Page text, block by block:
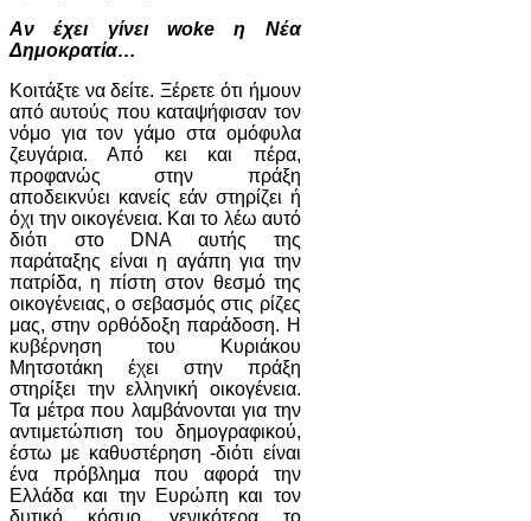
Αν έχει γίνει woke η Νέα
Δημοκρατία…
Κοιτάξτε να δείτε. Ξέρετε ότι ήμουν
από αυτούς που καταψήφισαν τον
νόμο για τον γάμο στα ομόφυλα
ζευγάρια. Από κει και πέρα,
προφανώς στην πράξη
αποδεικνύει κανείς εάν στηρίζει ή
όχι την οικογένεια. Και το λέω αυτό
διότι στο DNA αυτής της
παράταξης είναι η αγάπη για την
πατρίδα, η πίστη στον θεσμό της
οικογένειας, ο σεβασμός στις ρίζες
μας, στην ορθόδοξη παράδοση. Η
κυβέρνηση του Κυριάκου
Μητσοτάκη έχει στην πράξη
στηρίξει την ελληνική οικογένεια.
Τα μέτρα που λαμβάνονται για την
αντιμετώπιση του δημογραφικού,
έστω με καθυστέρηση -διότι είναι
ένα πρόβλημα που αφορά την
Ελλάδα και την Ευρώπη και τον
δυτικό κόσμο, γενικότερα το